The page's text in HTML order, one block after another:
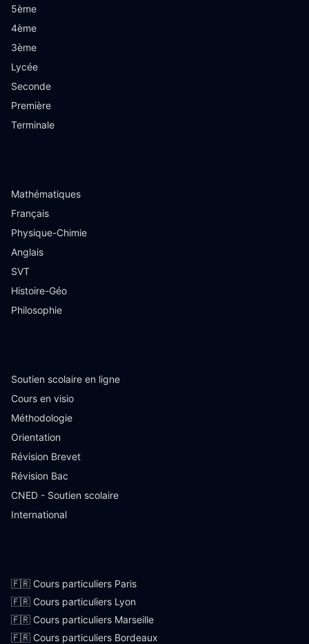
5ème
4ème
3ème
Lycée
Seconde
Première
Terminale
Mathématiques
Français
Physique-Chimie
Anglais
SVT
Histoire-Géo
Philosophie
Soutien scolaire en ligne
Cours en visio
Méthodologie
Orientation
Révision Brevet
Révision Bac
CNED - Soutien scolaire
International
🇫🇷 Cours particuliers Paris
🇫🇷 Cours particuliers Lyon
🇫🇷 Cours particuliers Marseille
🇫🇷 Cours particuliers Bordeaux